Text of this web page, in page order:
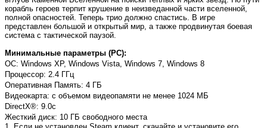
корабль героев терпит крушение в неизведанной части вселенной,
полной опасностей. Теперь трио должно спастись. В игре
представлен большой и открытый мир, а также продвинутая боевая
система с тактической паузой.
Минимальные параметры (PC):
OC: Windows XP, Windows Vista, Windows 7, Windows 8
Процессор: 2.4 ГГц
Оперативная Память: 4 ГБ
Видеокарта: с объемом видеопамяти не менее 1024 МБ
DirectX®: 9.0c
Жесткий диск: 10 ГБ свободного места